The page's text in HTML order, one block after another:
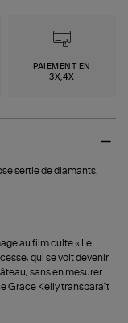
PAIEMENT EN
3X,4X
sertie de diamants.
au film culte « Le
qui se voit devenir
sans en mesurer
Grace Kelly transparaît